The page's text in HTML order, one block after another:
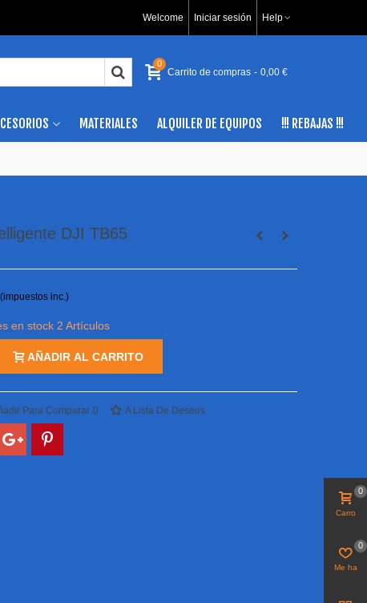
Welcome Iniciar sesión Help
0
Carrito de compras - 0,00 €
MATERIALES ALQUILER DE EQUIPOS !!! REBAJAS !!!
DJI TB65
(impuestos inc.)
en stock 2 Artículos
AÑADIR AL CARRITO
Para Comparar 0 A Lista De Deseos
Carro
0
Me ha
0